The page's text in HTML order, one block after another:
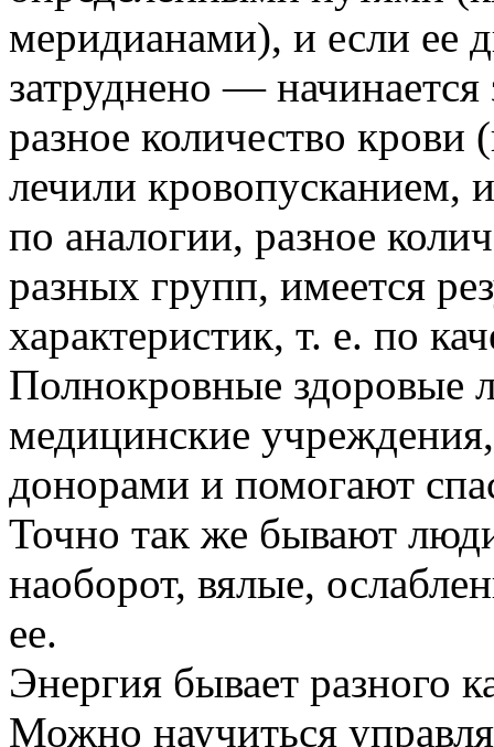
меридианами), и если ее
затруднено —
разное количество
лечили кровопусканием,
по аналогии, разное
разных групп, имеется
характеристик, т. е. по
Полнокровные здоровые
медицинские
донорами и помогают
Точно так же бывают
наоборот, вялые,
ее.
Энергия бывает разного
Можно научиться